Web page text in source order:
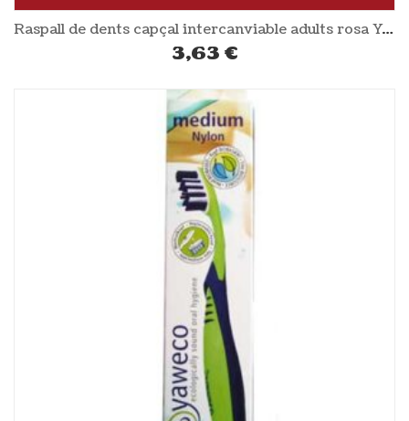
Raspall de dents capçal intercanviable adults rosa YAWECO
3,63 €